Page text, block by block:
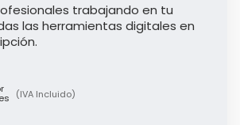
trabajando en tu
las herramientas digitales en
(IVA Incluido)